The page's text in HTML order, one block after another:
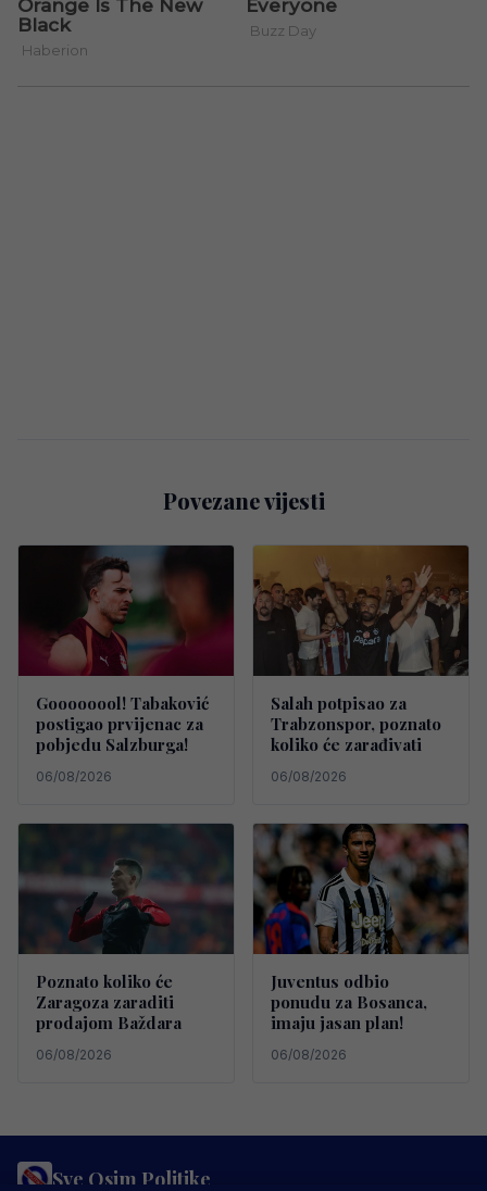
Povezane vijesti
Goooooool! Tabaković
postigao prvijenac za
pobjedu Salzburga!
06/08/2026
Salah potpisao za
Trabzonspor, poznato
koliko će zarađivati
06/08/2026
Poznato koliko će
Zaragoza zaraditi
prodajom Baždara
06/08/2026
Juventus odbio
ponudu za Bosanca,
imaju jasan plan!
06/08/2026
Sve Osim Politike